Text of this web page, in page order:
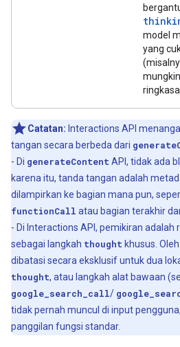
model
yang
Catatan: Interactions API
tangan secara berbeda dari
- Di generateContent API, tidak ada
karena itu, tanda tangan adalah
dilampirkan ke bagian mana pun,
functionCall atau bagian terakhir
- Di Interactions API, pemikiran adalah
sebagai langkah thought khusus.
dibatasi secara eksklusif untuk dua
thought, atau langkah alat bawaan
google_search_call/
tidak pernah muncul di input
panggilan fungsi standar.